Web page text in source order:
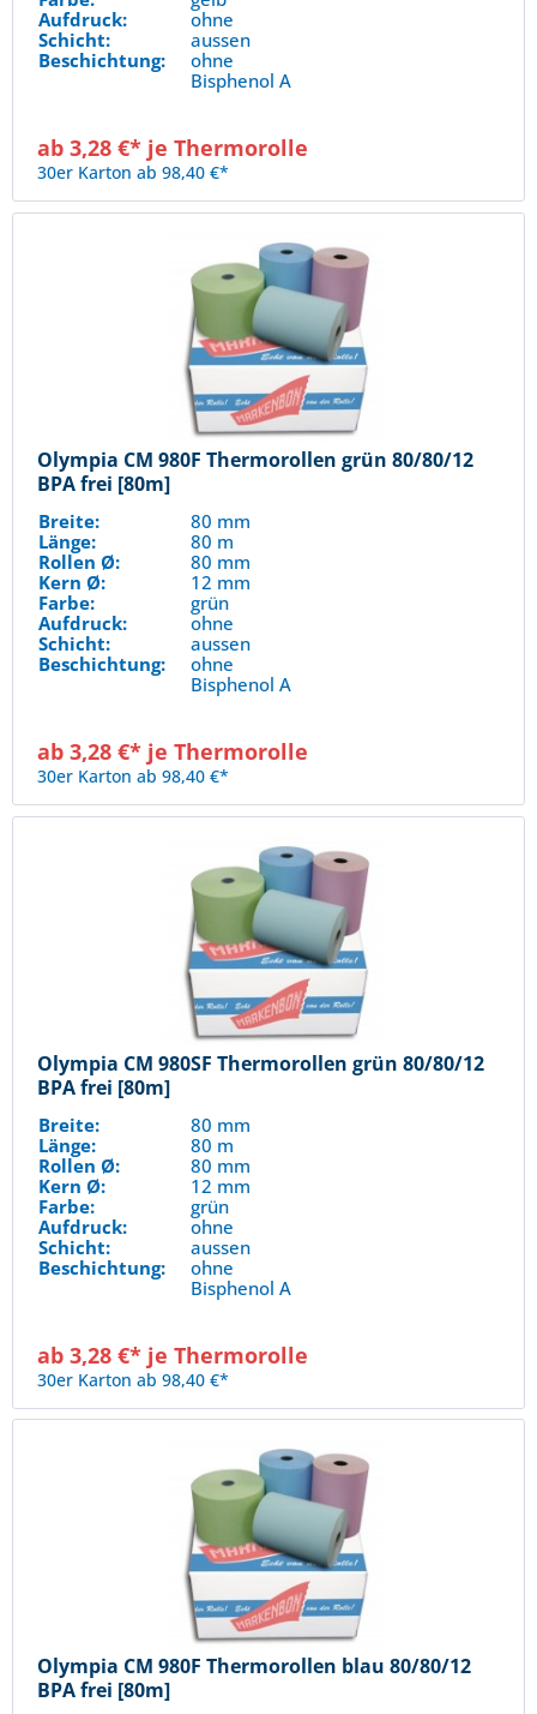
Aufdruck:
ohne
Schicht:
aussen
Beschichtung:
ohne
Bisphenol A
ab 3,28 €* je Thermorolle
30er Karton ab 98,40 €*
Olympia CM 980F Thermorollen grün 80/80/12
BPA frei [80m]
Breite:
80 mm
Länge:
80 m
Rollen Ø:
80 mm
Kern Ø:
12 mm
Farbe:
grün
Aufdruck:
ohne
Schicht:
aussen
Beschichtung:
ohne
Bisphenol A
ab 3,28 €* je Thermorolle
30er Karton ab 98,40 €*
Olympia CM 980SF Thermorollen grün 80/80/12
BPA frei [80m]
Breite:
80 mm
Länge:
80 m
Rollen Ø:
80 mm
Kern Ø:
12 mm
Farbe:
grün
Aufdruck:
ohne
Schicht:
aussen
Beschichtung:
ohne
Bisphenol A
ab 3,28 €* je Thermorolle
30er Karton ab 98,40 €*
Olympia CM 980F Thermorollen blau 80/80/12
BPA frei [80m]